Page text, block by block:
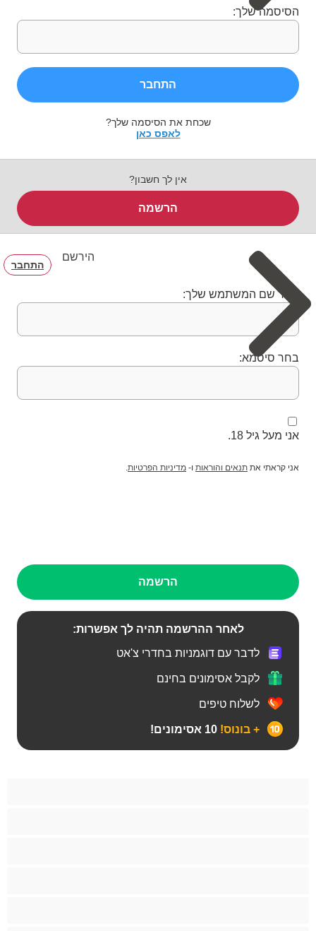
הסיסמה שלך:
התחבר
שכחת את הסיסמה שלך?
לאפס כאן
אין לך חשבון?
הרשמה
הירשם
התחבר
בחר שם המשתמש שלך:
בחר סיסמא:
אני מעל גיל 18.
אני קראתי את תנאים והוראות ו- מדיניות הפרטיות.
הרשמה
לאחר ההרשמה תהיה לך אפשרות:
לדבר עם דוגמניות בחדרי צ'אט
לקבל אסימונים בחינם
לשלוח טיפים
+ בונוס!